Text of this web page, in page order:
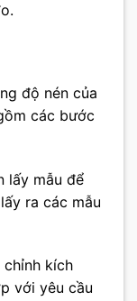
độ nén của
các bước
lấy mẫu để
ra các mẫu
chỉnh kích
với yêu cầu